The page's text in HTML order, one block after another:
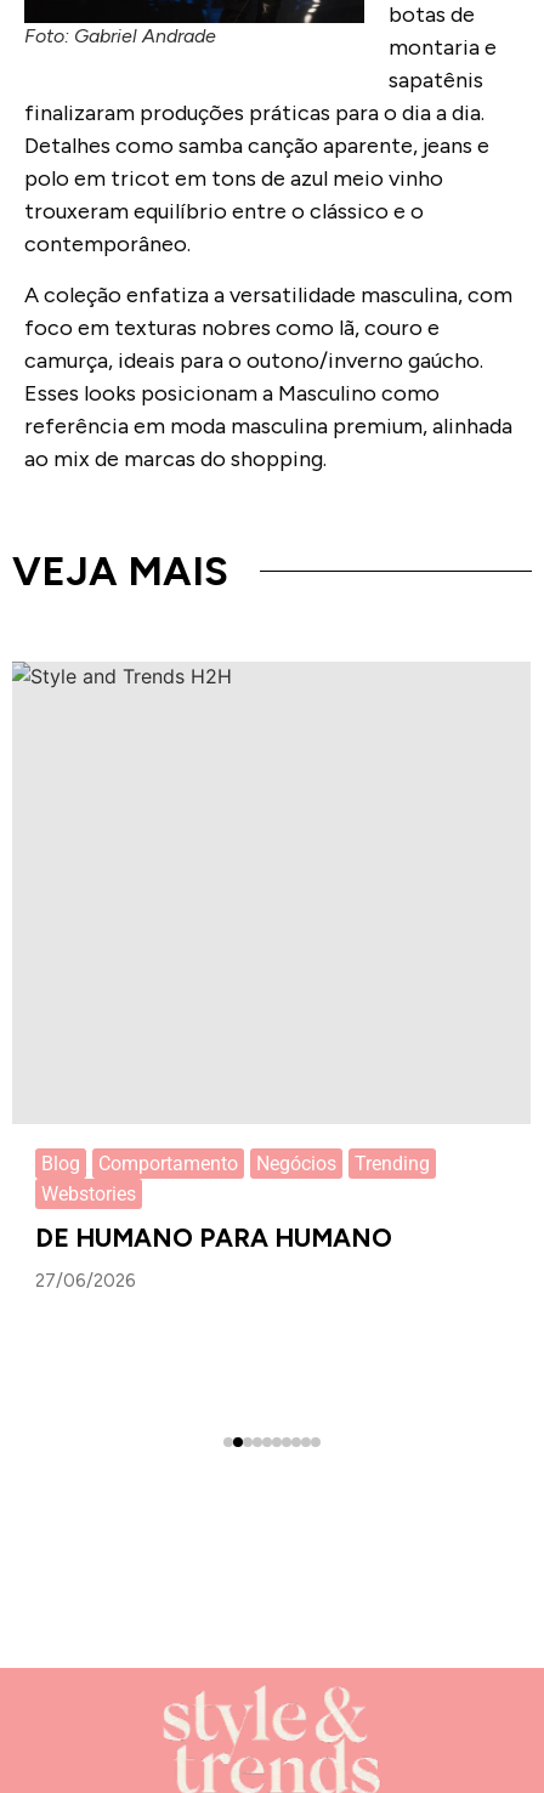
Foto: Gabriel Andrade
botas de
montaria e
sapatênis
finalizaram produções práticas para o dia a dia.
Detalhes como samba canção aparente, jeans e
polo em tricot em tons de azul meio vinho
trouxeram equilíbrio entre o clássico e o
contemporâneo.
A coleção enfatiza a versatilidade masculina, com
foco em texturas nobres como lã, couro e
camurça, ideais para o outono/inverno gaúcho.
Esses looks posicionam a Masculino como
referência em moda masculina premium, alinhada
ao mix de marcas do shopping.
VEJA MAIS
Blog Comportamento Negócios
Trending
Webstories
DE HUMANO PARA HUMANO
27/06/2026